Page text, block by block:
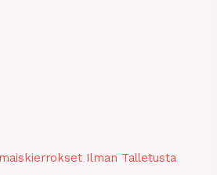
Ilman Talletusta